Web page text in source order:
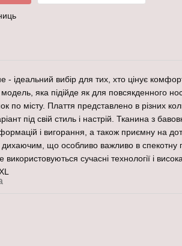
- ідеальний вибір для тих, хто цінує комфорт
яка підійде як для повсякденного
по місту. Плаття представлено в різних
під свій стиль і настрій. Тканина з
і вигорання, а також приємну на
дихаючим, що особливо важливо в спекотну
сучасні технології і